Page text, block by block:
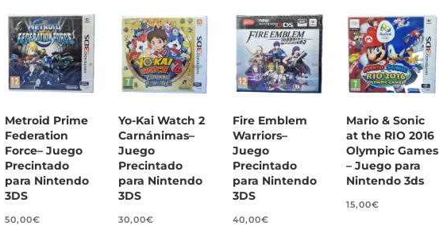
los
últimos
Metroid Prime
Federation
Force– Juego
Precintado
para Nintendo
3DS
50,00€
Yo-Kai Watch 2
Carnánimas–
Juego
Precintado
para Nintendo
3DS
30,00€
Fire Emblem
Warriors–
Juego
Precintado
para Nintendo
3DS
40,00€
Mario & Sonic
at the RIO 2016
Olympic Games
– Juego para
Nintendo 3ds
15,00€